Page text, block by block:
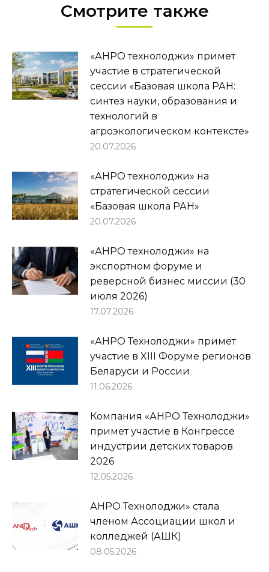
Смотрите также
«АНРО технолоджи» примет
участие в стратегической
сессии «Базовая школа РАН:
синтез науки, образования и
технологий в
агроэкологическом контексте»
20.07.2026
«АНРО технолоджи» на
стратегической сессии
«Базовая школа РАН»
20.07.2026
«АНРО технолоджи» на
экспортном форуме и
реверсной бизнес миссии (30
июля 2026)
17.07.2026
«АНРО Технолоджи» примет
участие в XIII Форуме регионов
Беларуси и России
11.06.2026
Компания «АНРО Технолоджи»
примет участие в Конгрессе
индустрии детских товаров
2026
12.05.2026
АНРО Технолоджи» стала
членом Ассоциации школ и
колледжей (АШК)
08.05.2026